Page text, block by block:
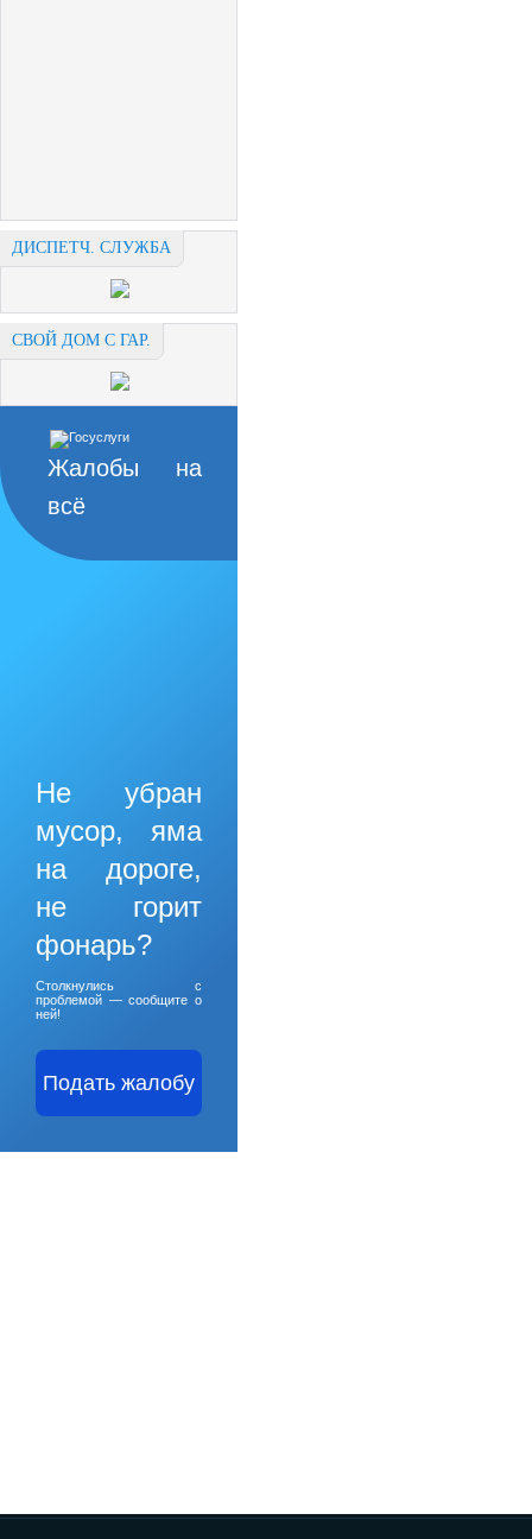
ДИСПЕТЧ. СЛУЖБА
СВОЙ ДОМ С ГАР.
Жалобы на
всё
Не убран
мусор, яма
на дороге,
не горит
фонарь?
Столкнулись с
проблемой — сообщите о
ней!
Подать жалобу